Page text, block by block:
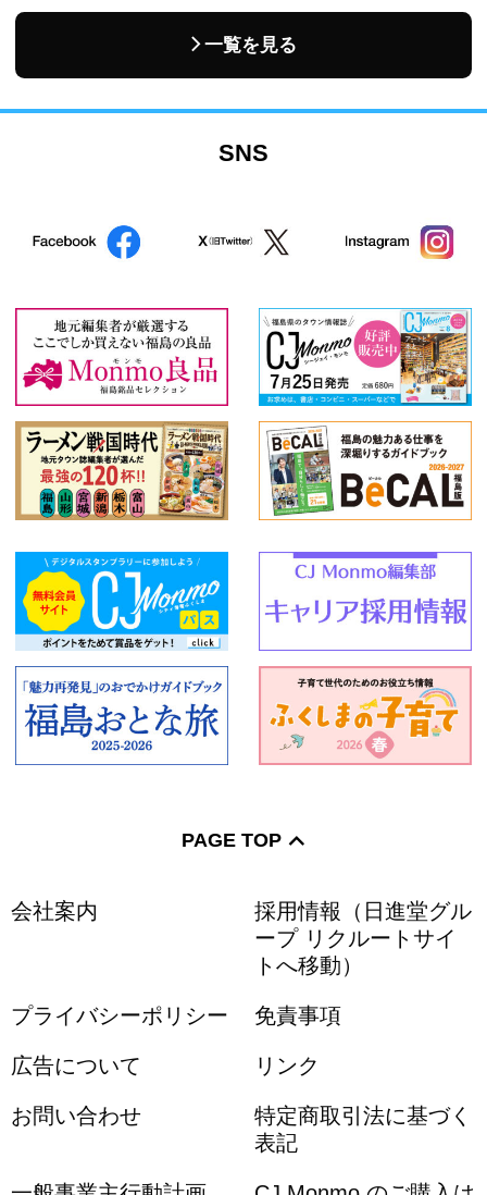
一覧を見る
SNS
PAGE TOP
会社案内
採用情報（日進堂グル
ープ リクルートサイ
トへ移動）
プライバシーポリシー 免責事項
広告について リンク
お問い合わせ
特定商取引法に基づく
表記